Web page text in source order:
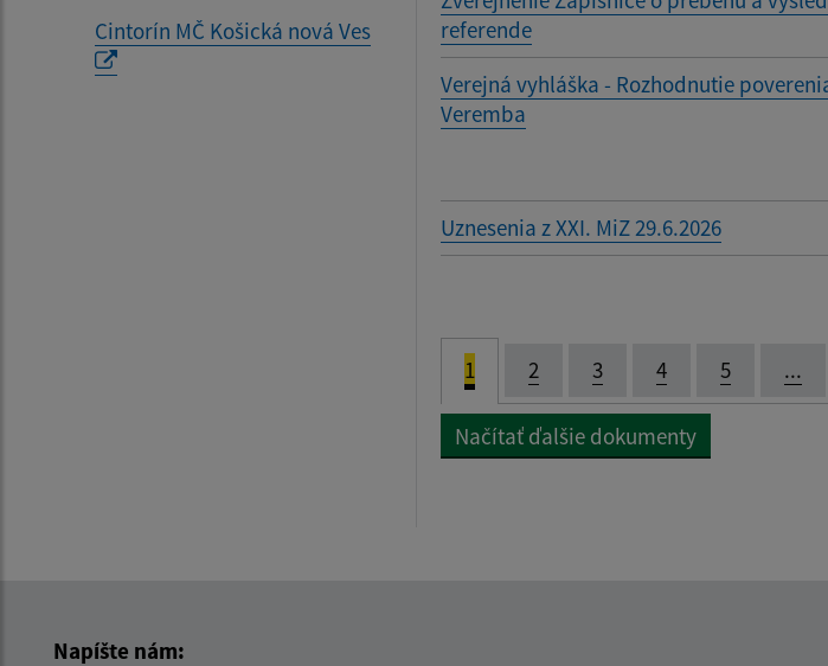
Cintorín MČ Košická nová Ves
referende
Verejná vyhláška - Rozhodnutie
Veremba
Uznesenia z XXI. MiZ 29.6.2026
1 2 3 4 5 ...
Načítať ďalšie dokumenty
Napíšte nám: